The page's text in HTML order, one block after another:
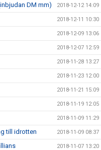
DM mm) 2018-12-12 14:09
2018-12-11 10:30
2018-12-09 13:06
2018-12-07 12:59
2018-11-28 13:27
2018-11-23 12:00
2018-11-21 15:09
2018-11-19 12:05
2018-11-09 11:29
till idrotten 2018-11-09 08:37
2018-11-07 13:20